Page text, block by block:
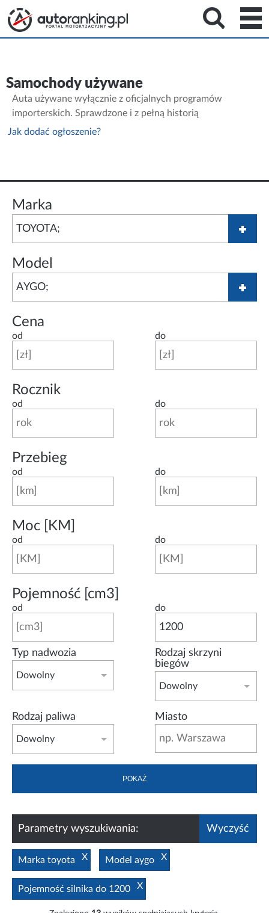
Samochody używane
Auta używane wyłącznie z oficjalnych programów
importerskich. Sprawdzone i z pełną historią
Jak dodać ogłoszenie?
Marka
Model
Cena
od do
Rocznik
od do
Przebieg
od do
Moc [KM]
od do
Pojemność [cm3]
od do
Typ nadwozia
Dowolny
Rodzaj skrzyni
biegów
Dowolny
Rodzaj paliwa
Dowolny
Miasto
Parametry wyszukiwania: Wyczyść
Marka toyota X Model aygo X
Pojemność silnika do 1200 X